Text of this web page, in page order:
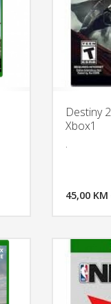
Destiny
Xbox1
.
45,00 KM